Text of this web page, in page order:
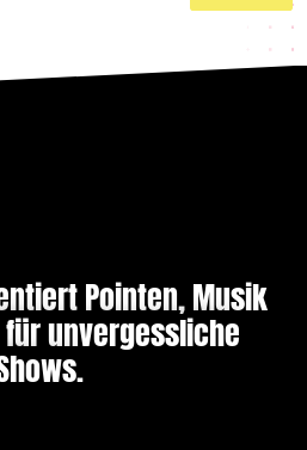
Pointen, Musik
unvergessliche